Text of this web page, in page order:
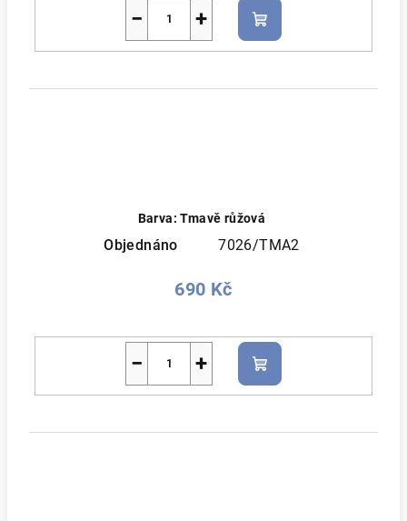
+
−
Do
košíku
Barva: Tmavě růžová
Objednáno 7026/TMA2
690 Kč
+
−
Do
košíku